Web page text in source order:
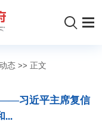
态 >> 正文
习近平主席复信
...